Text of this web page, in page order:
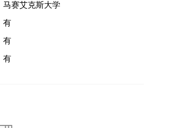
马赛艾克斯大学
有
有
有